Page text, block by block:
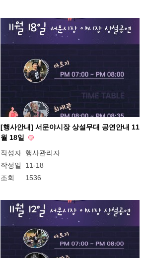
[행사안내] 서문야시장 상설무대 공연안내 11
월 18일
작성자 행사관리자
작성일
11-18
조회
1536